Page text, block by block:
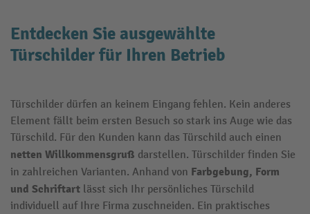
Entdecken Sie ausgewählte
Türschilderfür Ihren Betrieb
Türschilder dürfen an keinem Eingang fehlen. Kein anderes
Element fällt beim ersten Besuch so stark ins Auge wie das
Türschild. Für den Kunden kann das Türschild auch einen
netten Willkommensgruß darstellen. Türschilder finden Sie
in zahlreichen Varianten. Anhand von Farbgebung, Form
und Schriftart lässt sich Ihr persönliches Türschild
individuell auf Ihre Firma zuschneiden. Ein praktisches